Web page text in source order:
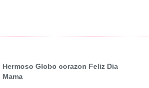
Hermoso Globo corazon Feliz Dia
Mama